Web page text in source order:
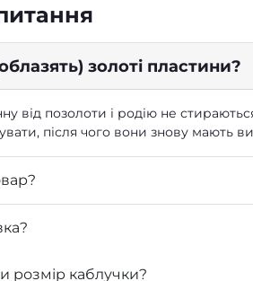
золоті пластини?
від позолоти і родію не
після чого вони знову мають
розмір каблучки?